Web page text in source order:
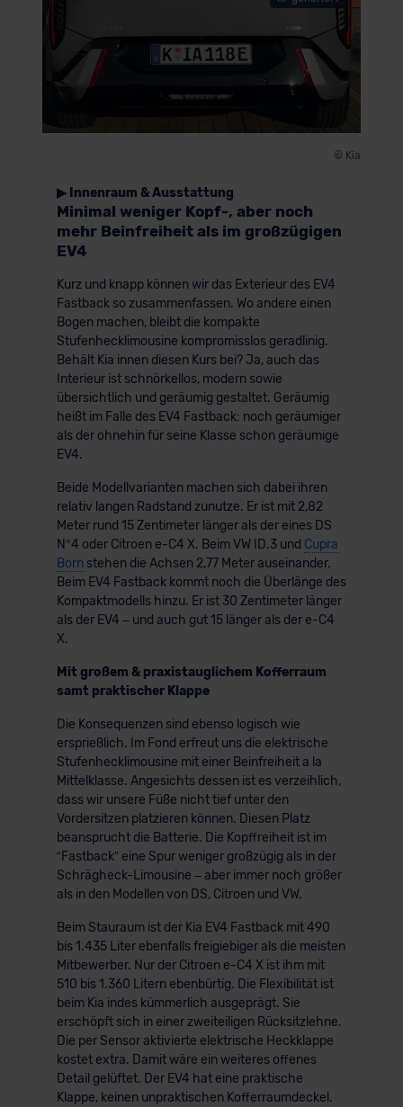
© Kia
▶ Innenraum & Ausstattung
Minimal weniger Kopf-, aber noch
mehr Beinfreiheit als im großzügigen
EV4
Kurz und knapp können wir das Exterieur des EV4
Fastback so zusammenfassen. Wo andere einen
Bogen machen, bleibt die kompakte
Stufenhecklimousine kompromisslos geradlinig.
Behält Kia innen diesen Kurs bei? Ja, auch das
Interieur ist schnörkellos, modern sowie
übersichtlich und geräumig gestaltet. Geräumig
heißt im Falle des EV4 Fastback: noch geräumiger
als der ohnehin für seine Klasse schon geräumige
EV4.
Beide Modellvarianten machen sich dabei ihren
relativ langen Radstand zunutze. Er ist mit 2,82
Meter rund 15 Zentimeter länger als der eines DS
N°4 oder Citroen e-C4 X. Beim VW ID.3 und Cupra
Bornstehen die Achsen 2,77 Meter auseinander.
Beim EV4 Fastback kommt noch die Überlänge des
Kompaktmodells hinzu. Er ist 30 Zentimeter länger
als der EV4 – und auch gut 15 länger als der e-C4
X.
Mit großem & praxistauglichem Kofferraum
samt praktischer Klappe
Die Konsequenzen sind ebenso logisch wie
ersprießlich. Im Fond erfreut uns die elektrische
Stufenhecklimousine mit einer Beinfreiheit a la
Mittelklasse. Angesichts dessen ist es verzeihlich,
dass wir unsere Füße nicht tief unter den
Vordersitzen platzieren können. Diesen Platz
beansprucht die Batterie. Die Kopffreiheit ist im
“Fastback” eine Spur weniger großzügig als in der
Schrägheck-Limousine – aber immer noch größer
als in den Modellen von DS, Citroen und VW.
Beim Stauraum ist der Kia EV4 Fastback mit 490
bis 1.435 Liter ebenfalls freigiebiger als die meisten
Mitbewerber. Nur der Citroen e-C4 X ist ihm mit
510 bis 1.360 Litern ebenbürtig. Die Flexibilität ist
beim Kia indes kümmerlich ausgeprägt. Sie
erschöpft sich in einer zweiteiligen Rücksitzlehne.
Die per Sensor aktivierte elektrische Heckklappe
kostet extra. Damit wäre ein weiteres offenes
Detail gelüftet. Der EV4 hat eine praktische
Klappe, keinen unpraktischen Kofferraumdeckel.